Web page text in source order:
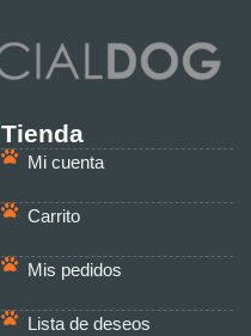
Tienda
Mi cuenta
Carrito
Mis pedidos
Lista de deseos